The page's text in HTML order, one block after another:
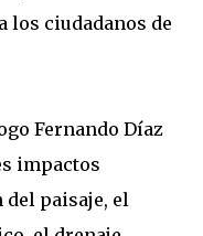
los ciudadanos de
Fernando Díaz
impactos
del paisaje, el